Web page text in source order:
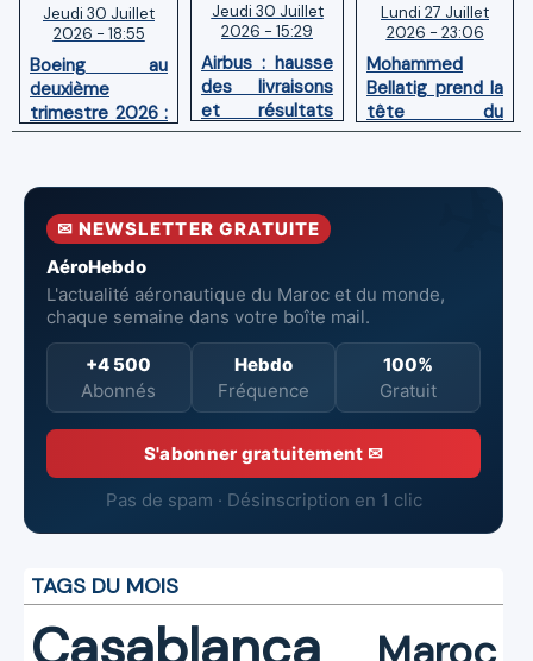
Jeudi 30 Juillet
2026 - 18:55
Boeing au
deuxième
trimestre 2026 :
Chiffre d'affaires
pertes nettes
Jeudi 30 Juillet
2026 - 15:29
Airbus : hausse
des livraisons
et résultats
financiers
premier
Lundi 27 Juillet
2026 - 23:06
Mohammed
Bellatig prend la
tête du
Groupement
Marocaines
✉ NEWSLETTER GRATUITE
AéroHebdo
L'actualité aéronautique du Maroc et du monde,
chaque semaine dans votre boîte mail.
+4 500
Abonnés
Hebdo
Fréquence
100%
Gratuit
S'abonner gratuitement ✉
Pas de spam · Désinscription en 1 clic
TAGS DU MOIS
Casablanca